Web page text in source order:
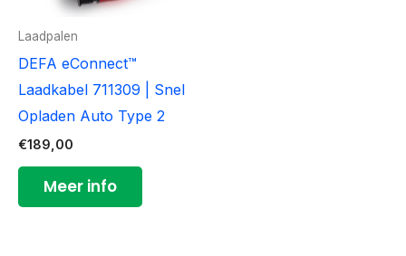
Laadpalen
DEFA eConnect™
Laadkabel 711309 | Snel
Opladen Auto Type 2
€189,00
Meer info